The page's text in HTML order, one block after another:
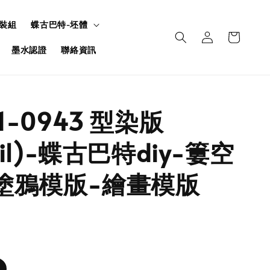
組
蝶古巴特-坯體
墨水認證 聯絡資訊
0943 型染版
蝶古巴特diy-簍空
鴉模版-繪畫模版